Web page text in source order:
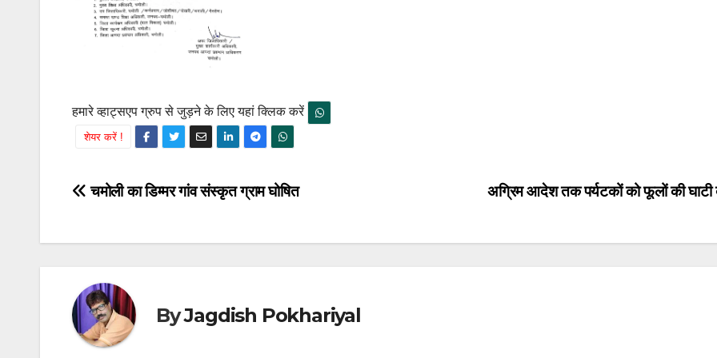
हमारे व्हाट्सएप ग्रुप से जुड़ने के लिए यहां क्लिक करें
शेयर करें !
Post
अग्रिम आदेश तक पर्यटकों को फूलों की
चमोली का डिम्मर गांव संस्कृत ग्राम घोषित
ByJagdish Pokhariyal